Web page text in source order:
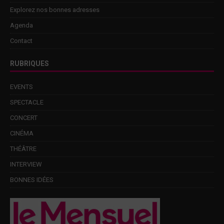
Explorez nos bonnes adresses
Agenda
Contact
RUBRIQUES
EVENTS
SPECTACLE
CONCERT
CINÉMA
THÉÂTRE
INTERVIEW
BONNES IDÉES